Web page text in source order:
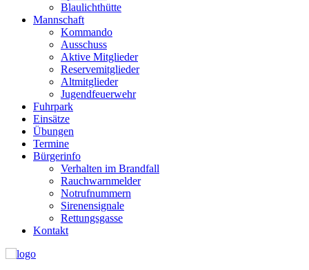
Blaulichthütte
Mannschaft
Kommando
Ausschuss
Aktive Mitglieder
Reservemitglieder
Altmitglieder
Jugendfeuerwehr
Fuhrpark
Einsätze
Übungen
Termine
Bürgerinfo
Verhalten im Brandfall
Rauchwarnmelder
Notrufnummern
Sirenensignale
Rettungsgasse
Kontakt